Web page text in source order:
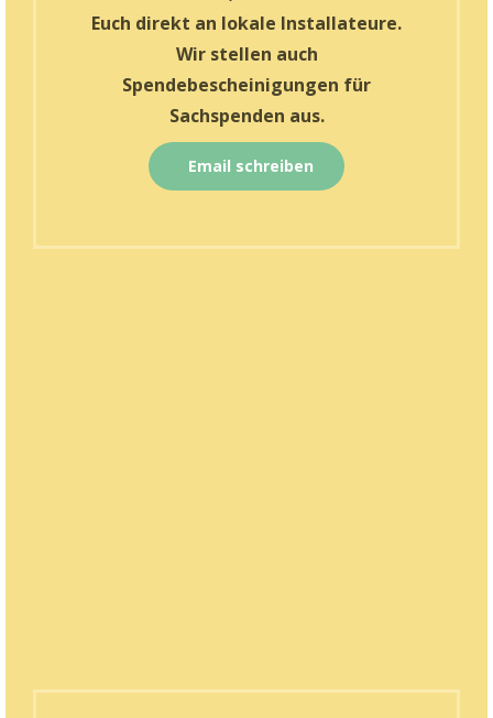
Euch direkt an lokale Installateure.
Wir stellen auch
Spendebescheinigungen für
Sachspenden aus.
Email schreiben